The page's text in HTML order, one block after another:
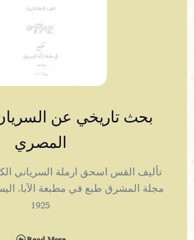
بحث تاريخي عن
المصري
تأليف القس اسحق ارملة السرياني
مجلة المشرق طبع في مطبعة الآباء
1925